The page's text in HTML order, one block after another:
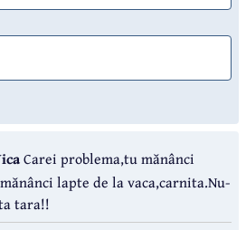
Carei problema,tu mănânci
lapte de la vaca,carnita.Nu-
tara!!